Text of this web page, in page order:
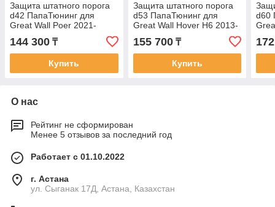
Защита штатного порога
d42 ПапаТюнинг для
Great Wall Poer 2021-
144 300 ₸
Купить
Защита штатного порога
d53 ПапаТюнинг для
Great Wall Hover H6 2013-
155 700₸
Купить
d60
О нас
Рейтинг не сформирован
Менее 5 отзывов за последний год
Работает с 01.10.2022
г. Астана
ул. Сыганак 17Д, Астана, Казахстан